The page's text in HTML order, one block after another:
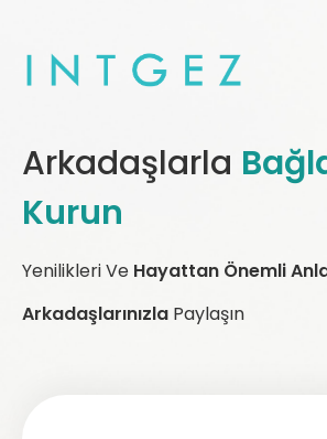
Arkadaşlarla
Kurun
Yenilikleri Ve Hayattan Önemli
Arkadaşlarınızla Paylaşın